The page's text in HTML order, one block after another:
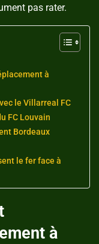
pas rater.
à
le Villarreal FC
FC Louvain
Bordeaux
le fer face à
à